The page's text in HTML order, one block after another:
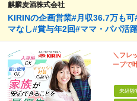
麒麟麦酒株式会社
KIRINの企画営業#月収36.7万も
マなし#賞与年2回#ママ・パパ活
＼フレ
ープで
未経験